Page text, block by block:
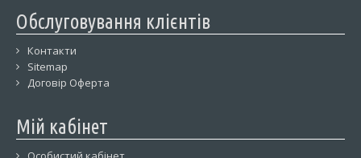
Обслуговування клієнтів
Контакти
Sitemap
Договір Оферта
Мій кабінет